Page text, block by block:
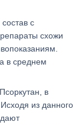
с
схожи
в среднем
в
из данного